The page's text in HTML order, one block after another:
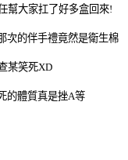
幫大家扛了好多盒回來!
次的伴手禮竟然是衛生棉
某笑死XD
的體質真是挫A等